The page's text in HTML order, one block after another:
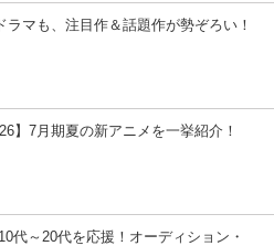
ラマも、注目作＆話題作が勢ぞろい！
】7月期夏の新アニメを一挙紹介！
代～20代を応援！オーディション・